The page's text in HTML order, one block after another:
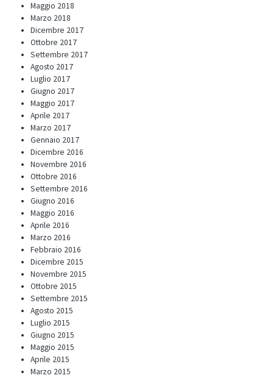
Maggio 2018
Marzo 2018
Dicembre 2017
Ottobre 2017
Settembre 2017
Agosto 2017
Luglio 2017
Giugno 2017
Maggio 2017
Aprile 2017
Marzo 2017
Gennaio 2017
Dicembre 2016
Novembre 2016
Ottobre 2016
Settembre 2016
Giugno 2016
Maggio 2016
Aprile 2016
Marzo 2016
Febbraio 2016
Dicembre 2015
Novembre 2015
Ottobre 2015
Settembre 2015
Agosto 2015
Luglio 2015
Giugno 2015
Maggio 2015
Aprile 2015
Marzo 2015